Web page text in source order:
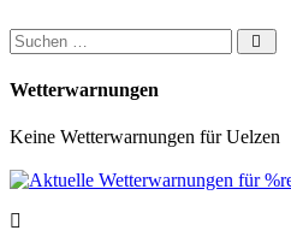
Suchen nach:
Wetterwarnungen
Keine Wetterwarnungen für Uelzen